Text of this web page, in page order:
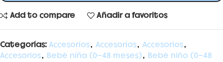
Add to compare Añadir a favoritos
Categorías: Accesorios, Accesorios, Accesorios,
Accesorios, Bebé niña (0-48 meses), Bebé niño (0-48